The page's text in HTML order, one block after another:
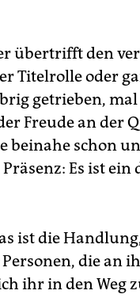
übertrifft den
Titelrolle oder
getrieben,
Freude an der
beinahe schon
Es ist ein
ist die
die an
ihr in den Weg